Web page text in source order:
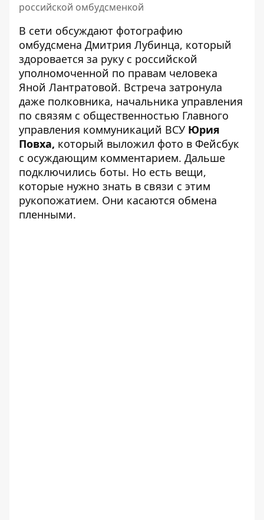
российской омбудсменкой
В сети обсуждают фотографию
омбудсмена Дмитрия Лубинца, который
здоровается за руку с российской
уполномоченной по правам человека
Яной Лантратовой. Встреча затронула
даже полковника, начальника управления
по связям с общественностью Главного
управления коммуникаций ВСУ Юрия
Повха, который выложил фото в Фейсбук
с осуждающим комментарием. Дальше
подключились боты. Но есть вещи,
которые нужно знать в связи с этим
рукопожатием. Они касаются обмена
пленными.